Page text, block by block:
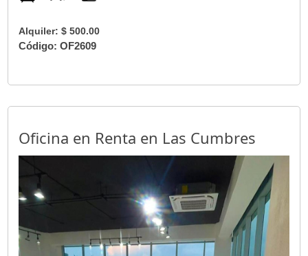
Alquiler: $ 500.00
Código: OF2609
Oficina en Renta en Las Cumbres